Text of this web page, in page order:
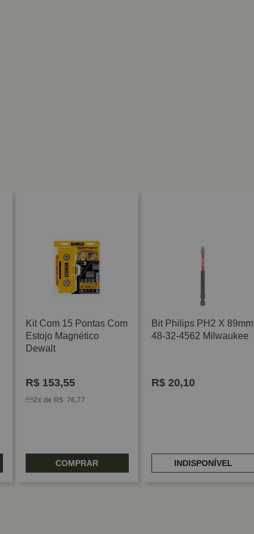
Kit Com 15 Pontas Com
Estojo Magnético
Dewalt
R$153,55
2x de R$ 76,77
COMPRAR
Bit Philips PH2 X 89mm
48-32-4562 Milwaukee
R$ 20,10
INDISPONÍVEL